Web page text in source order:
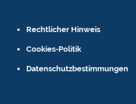
Rechtlicher Hinweis
Cookies-Politik
Datenschutzbestimmungen